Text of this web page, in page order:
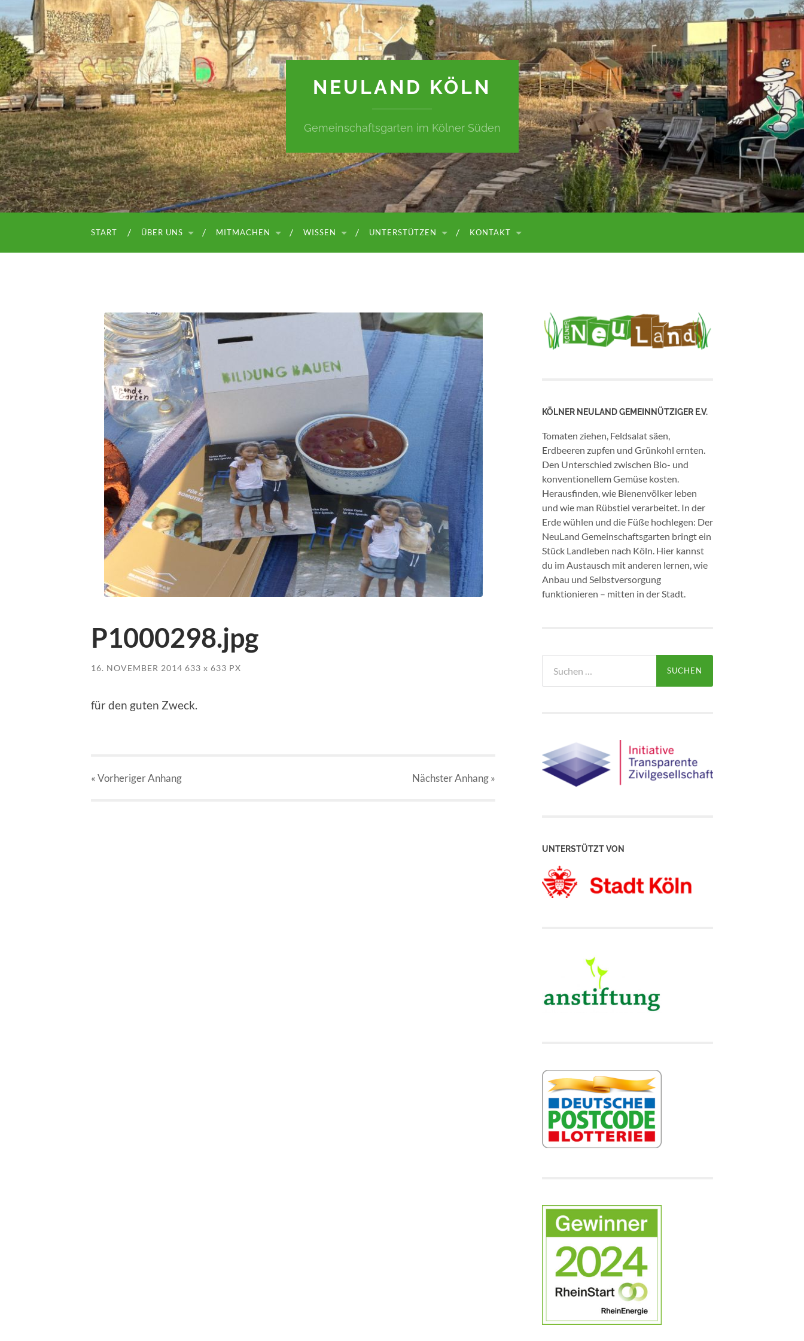
NEULAND KÖLN
Gemeinschaftsgarten im Kölner Süden
START ÜBER UNS MITMACHEN WISSEN UNTERSTÜTZEN KONTAKT
P1000298.jpg
16. NOVEMBER 2014 633 x 633 PX
für den guten Zweck.
« VorherigerAnhang NächsterAnhang»
KÖLNER NEULAND GEMEINNÜTZIGER E.V.
Tomaten ziehen, Feldsalat säen,
Erdbeeren zupfen und Grünkohl ernten.
Den Unterschied zwischen Bio- und
konventionellem Gemüse kosten.
Herausfinden, wie Bienenvölker leben
und wie man Rübstiel verarbeitet. In der
Erde wühlen und die Füße hochlegen: Der
NeuLand Gemeinschaftsgarten bringt ein
Stück Landleben nach Köln. Hier kannst
du im Austausch mit anderen lernen, wie
Anbau und Selbstversorgung
funktionieren – mitten in der Stadt.
nach:
UNTERSTÜTZT VON